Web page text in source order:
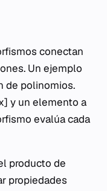
conectan
Un ejemplo
de polinomios.
y un elemento a
evalúa cada
producto de
propiedades